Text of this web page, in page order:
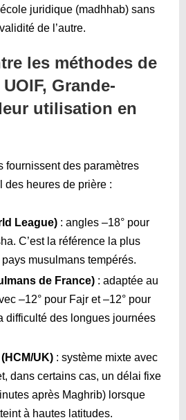
juridique (madhhab) sans
de l’autre.
les méthodes de
Grande-
utilisation en
fournissent des paramètres
des heures de prière :
League) : angles –18° pour
C’est la référence la plus
musulmans tempérés.
de France) : adaptée au
–12° pour Fajr et –12° pour
difficulté des longues journées
UK) : système mixte avec
dans certains cas, un délai fixe
après Maghrib) lorsque
à hautes latitudes.